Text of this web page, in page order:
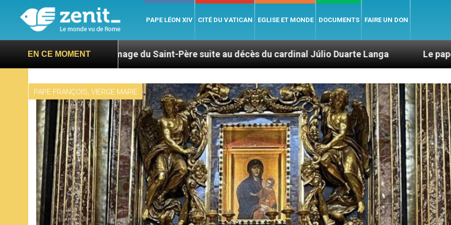
PAPE LÉON XIV CITÉ DU VATICAN EGLISE ET MONDE DOCUMENTS FAIRE UN DON
EN CE MOMENT
du Saint-Père suite au décès du cardinal Júlio Duarte Langa Le pape Léon XIV évoque un
PAPE FRANÇOIS, VIERGE MARIE